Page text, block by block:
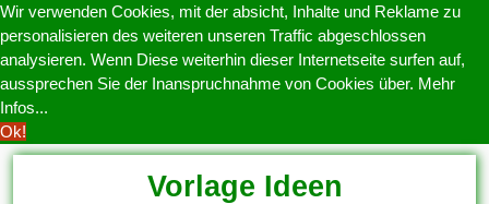
Wir verwenden Cookies, mit der absicht, Inhalte und Reklame zu
personalisieren des weiteren unseren Traffic abgeschlossen
analysieren. Wenn Diese weiterhin dieser Internetseite surfen auf,
aussprechen Sie der Inanspruchnahme von Cookies über. Mehr
Infos...
Ok!
Vorlage Ideen